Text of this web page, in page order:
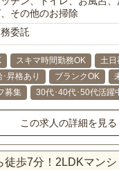
その他のお掃除
委託
スキマ時間勤務OK
土日
･昇格あり ブランクOK
募集
30代･40代･50代活躍
この求人の詳細を見る
徒歩7分！2LDKマン